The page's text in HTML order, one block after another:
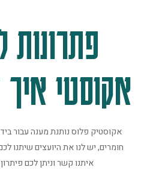
פתרונות
אקוסטי
אקוסטיק פלוס נותנת מענה עבור
חומרים, יש לנו את היועצים שיתנו
איתנו קשר וניתן לכם